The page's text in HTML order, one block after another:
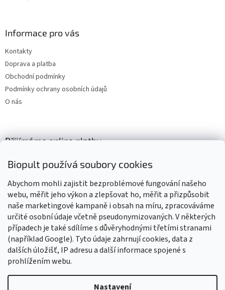
Biopult používá soubory cookies
Abychom mohli zajistit bezproblémové fungování našeho
webu, měřit jeho výkon a zlepšovat ho, měřit a přizpůsobit
naše marketingové kampaně i obsah na míru, zpracováváme
určité osobní údaje včetně pseudonymizovaných. V některých
případech je také sdílíme s důvěryhodnými třetími stranami
(například Google). Tyto údaje zahrnují cookies, data z
dalších úložišť, IP adresu a další informace spojené s
prohlížením webu.
Nastavení
Informace pro vás
Kontakty
Doprava a platba
Obchodní podmínky
Podmínky ochrany osobních údajů
O nás
Přijímáme online platby
Výrobky označené BIO jsou certifikované kontrolní organizací CZ-
BIO-003